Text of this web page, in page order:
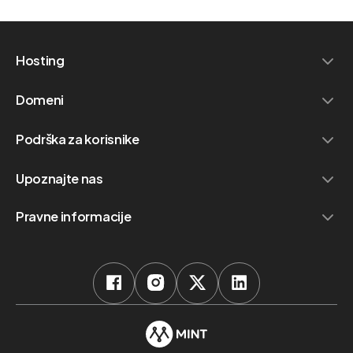
Hosting
Domeni
Podrška za korisnike
Upoznajte nas
Pravne informacije